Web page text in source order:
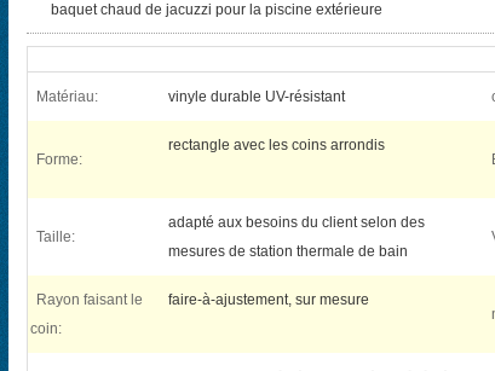
baquet chaud de jacuzzi pour la piscine extérieure
Matériau: vinyle durable UV-résistant
Forme:
rectangle avec les coins arrondis
Taille:
adapté aux besoins du client selon des
mesures de station thermale de bain
Rayon faisant le
coin:
faire-à-ajustement, sur mesure